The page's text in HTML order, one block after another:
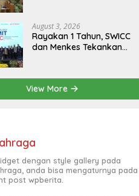
August 3, 2026
Rayakan 1 Tahun, SWICC
dan Menkes Tekankan
Lebih Optimal
View More
dengan style gallery pada
anda bisa mengaturnya pada
post wpberita.